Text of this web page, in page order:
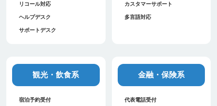
リコール対応
ヘルプデスク
サポートデスク
カスタマーサポート
多言語対応
観光・飲食系
宿泊予約受付
金融・保険系
代表電話受付